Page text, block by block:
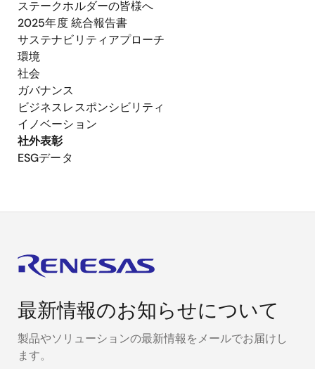
ステークホルダーの皆様へ
2025年度 統合報告書
サステナビリティアプローチ
環境
社会
ガバナンス
ビジネスレスポンシビリティ
イノベーション
社外表彰
ESGデータ
最新情報のお知らせについて
製品やソリューションの最新情報をメールでお届けし
ます。